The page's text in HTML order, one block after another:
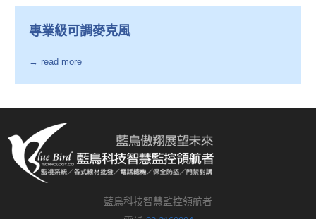
專業級可調麥克風
→ read more
藍鳥科技智慧監控領航者